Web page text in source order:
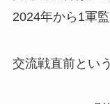
2024年から1軍
交流戦直前とい